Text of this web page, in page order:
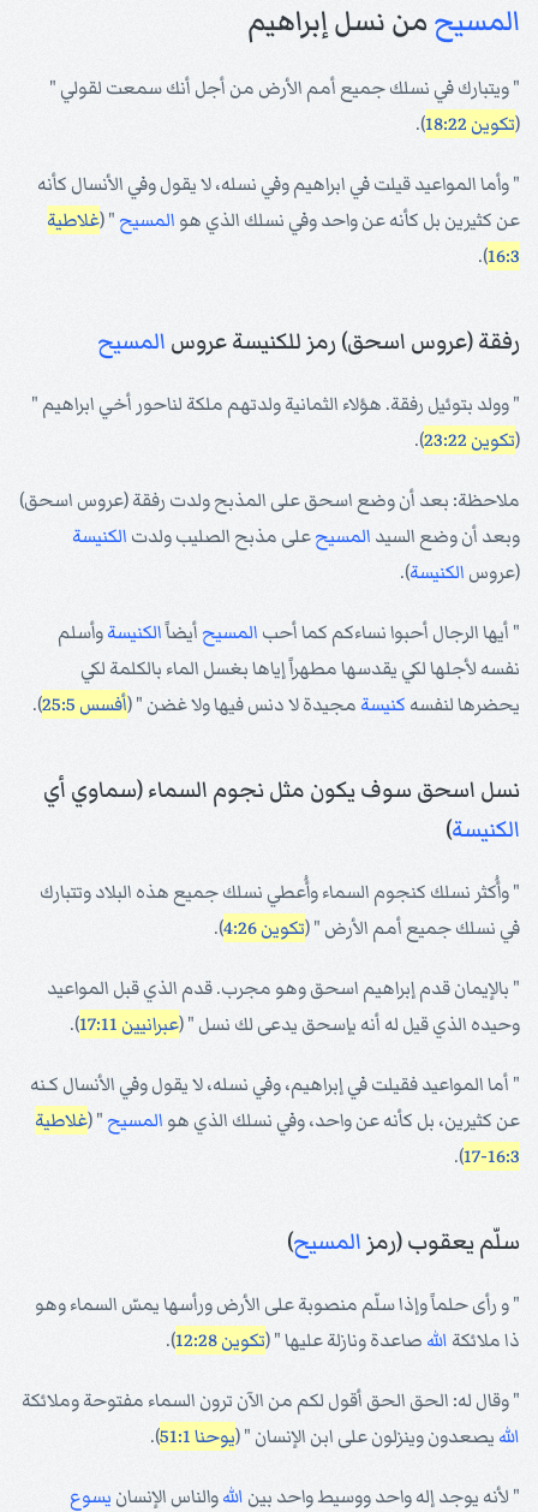
المسيحمن نسل إبراهيم
" ويتبارك في نسلك جميع أمم الأرض من أجل أنك سمعت لقولي "
(تكوين 18:22 ).
" وأما المواعيد قيلت في ابراهيم وفي نسله، لا يقول وفي الأنسال كأنه
عن كثيرين بل كأنه عن واحد وفي نسلك الذي هو المسيح " (غلاطية
16:3
).
رفقة (عروس اسحق) رمز للكنيسة عروس المسيح
" وولد بتوئيل رفقة. هؤلاء الثمانية ولدتهم ملكة لناحور أخي ابراهيم "
(تكوين 23:22 ).
ملاحظة: بعد أن وضع اسحق على المذبح ولدت رفقة (عروس اسحق)
وبعد أن وضع السيد المسيحعلى مذبح الصليب ولدت الكنيسة
(عروس الكنيسة).
" أيها الرجال أحبوا نساءكم كما أحب المسيح أيضاًالكنيسةوأسلم
نفسه لأجلها لكي يقدسها مطهراً إياها بغسل الماء بالكلمة لكي
يحضرها لنفسه كنيسة مجيدة لا دنس فيها ولا غضن " (أفسس 25:5 ).
نسل اسحق سوف يكون مثل نجوم السماء (سماوي أي
الكنيسة)
" وأُكثر نسلك كنجوم السماء وأُعطي نسلك جميع هذه البلاد وتتبارك
في نسلك جميع أمم الأرض " (تكوين 4:26 ).
" بالإيمان قدم إبراهيم اسحق وهو مجرب. قدم الذي قبل المواعيد
وحيده الذي قيل له أنه بإسحق يدعى لك نسل " (عبرانيين 17:11 ).
" أما المواعيد فقيلت في إبراهيم، وفي نسله، لا يقول وفي الأنسال كـنه
عن كثيرين، بل كأنه عن واحد، وفي نسلك الذي هو المسيح" (غلاطية
16:3-17
).
سلّم يعقوب (رمز المسيح)
" و رأى حلماً وإذا سلّم منصوبة على الأرض ورأسها يمسّ السماء وهو
ذا ملائكة الله صاعدة ونازلة عليها " (تكوين 12:28 ).
" وقال له: الحق الحق أقول لكم من الآن ترون السماء مفتوحة وملائكة
الله يصعدون وينزلون على ابن الإنسان " (يوحنا 51:1 ).
" لأنه يوجد إله واحد ووسيط واحد بين اللهوالناس الإنسان يسوع